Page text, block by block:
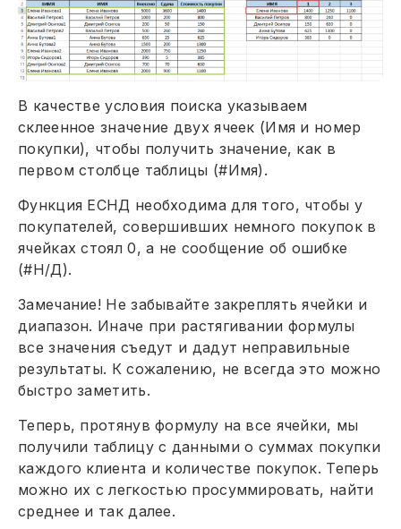
В качестве условия поиска указываем
склеенное значение двух ячеек (Имя и номер
покупки), чтобы получить значение, как в
первом столбце таблицы (#Имя).
Функция ЕСНД необходима для того, чтобы у
покупателей, совершивших немного покупок в
ячейках стоял 0, а не сообщение об ошибке
(#Н/Д).
Замечание! Не забывайте закреплять ячейки и
диапазон. Иначе при растягивании формулы
все значения съедут и дадут неправильные
результаты. К сожалению, не всегда это можно
быстро заметить.
Теперь, протянув формулу на все ячейки, мы
получили таблицу с данными о суммах покупки
каждого клиента и количестве покупок. Теперь
можно их с легкостью просуммировать, найти
среднее и так далее.